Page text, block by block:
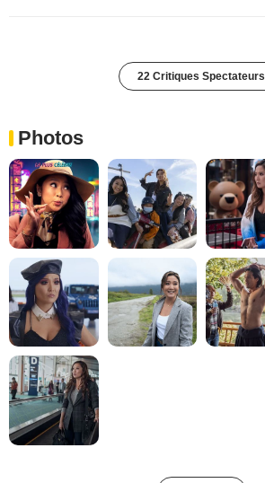
22 Critiques Spectateurs
Photos